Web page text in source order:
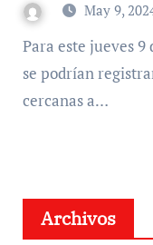
May 9,
Para este jueves 9 de mayo, en el estado de Veracruz
se podrían
cercanas a…
Archivos